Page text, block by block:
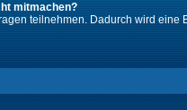
mitmachen?
teilnehmen. Dadurch wird